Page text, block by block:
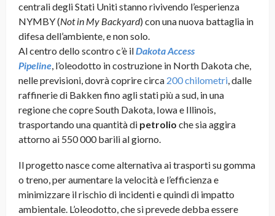
centrali degli Stati Uniti stanno rivivendo l’esperienza
NYMBY (Not in My Backyard) con una nuova battaglia in
difesa dell’ambiente, e non solo.
Al centro dello scontro c’è ilDakota Access
Pipeline, l’oleodotto in costruzione in North Dakota che,
nelle previsioni, dovrà coprire circa 200 chilometri, dalle
raffinerie di Bakken fino agli stati più a sud, in una
regione che copre South Dakota, Iowa e Illinois,
trasportando una quantità di petrolio che sia aggira
attorno ai 550 000 barili al giorno.
Il progetto nasce come alternativa ai trasporti su gomma
o treno, per aumentare la velocità e l’efficienza e
minimizzare il rischio di incidenti e quindi di impatto
ambientale. L’oleodotto, che si prevede debba essere